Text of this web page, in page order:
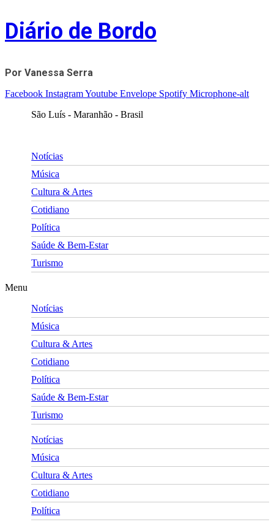
Skip
to
content
Diário de Bordo
Por Vanessa Serra
Facebook InstagramYoutube Envelope Spotify Microphone-alt
São Luís - Maranhão - Brasil
Notícias
Música
Cultura & Artes
Cotidiano
Política
Saúde & Bem-Estar
Turismo
Menu
Notícias
Música
Cultura & Artes
Cotidiano
Política
Saúde & Bem-Estar
Turismo
Notícias
Música
Cultura & Artes
Cotidiano
Política